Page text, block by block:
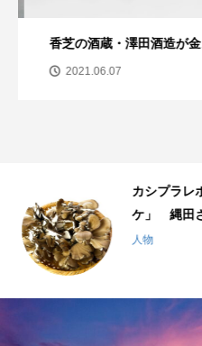
香芝の酒蔵・澤田酒造が金
2021.06.07
カシプラレ
ケ」 縄田
人物